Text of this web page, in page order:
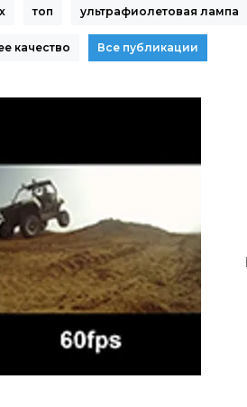
топ ультрафиолетовая лампа
качество Все публикации